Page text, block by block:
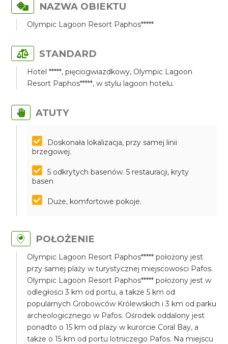
NAZWA OBIEKTU
Olympic Lagoon Resort Paphos*****
STANDARD
Hotel *****, pięciogwiazdkowy, Olympic Lagoon
Resort Paphos*****, w stylu lagoon hotelu.
ATUTY
Doskonała lokalizacja, przy samej linii
brzegowej.
5 odkrytych basenów. 5 restauracji, kryty
basen
Duże, komfortowe pokoje.
POŁOŻENIE
Olympic Lagoon Resort Paphos***** położony jest
przy samej plaży w turystycznej miejscowości Pafos.
Olympic Lagoon Resort Paphos***** położony jest w
odległości 3 km od portu, a także 5 km od
popularnych Grobowców Królewskich i 3 km od parku
archeologicznego w Pafos. Ośrodek oddalony jest
ponadto o 15 km od plaży w kurorcie Coral Bay, a
także o 15 km od portu lotniczego Pafos. Na miejscu